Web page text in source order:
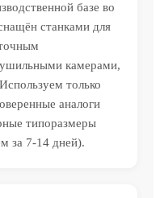
базе во
станками для
камерами,
только
аналоги
типоразмеры
за 7-14 дней).